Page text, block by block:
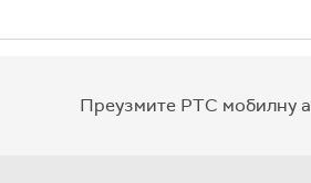
Преузмите РТС мобилну